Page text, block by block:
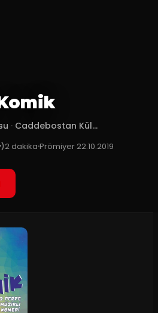
· Caddebostan Kül...
2 dakikaPrömiyer 22.10.2019